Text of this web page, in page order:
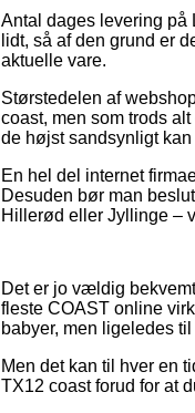
Antal dages levering på
lidt, så af den grund er
aktuelle vare.
Størstedelen af
coast, men som trods
de højst sandsynligt
En hel del internet
Desuden bør man
Hillerød eller Jyllinge –
Det er jo vældig
fleste COAST online
babyer, men ligeledes
Men det kan til hver en
TX12 coast forud for at